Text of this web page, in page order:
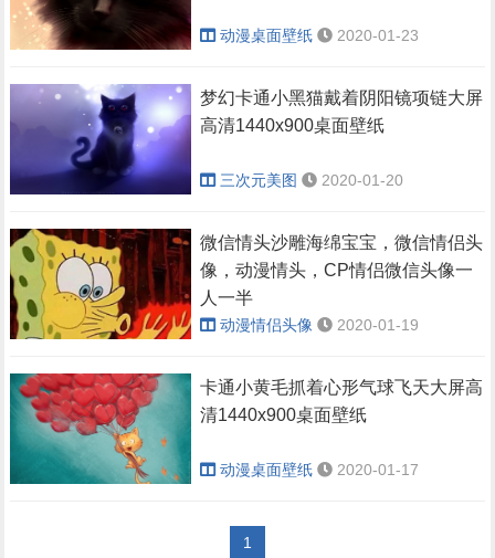
动漫桌面壁纸 2020-01-23
梦幻卡通小黑猫戴着阴阳镜项链大屏
高清1440x900桌面壁纸
三次元美图 2020-01-20
微信情头沙雕海绵宝宝，微信情侣头
像，动漫情头，CP情侣微信头像一
人一半
动漫情侣头像 2020-01-19
卡通小黄毛抓着心形气球飞天大屏高
清1440x900桌面壁纸
动漫桌面壁纸 2020-01-17
1